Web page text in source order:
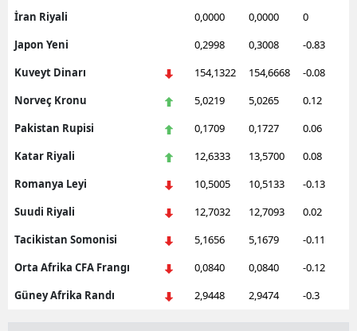
Isparta
Mersin
İstanbul
İzmir
Kayseri
Kırklareli
İran Riyali
0,0000 0,0000
0
Japon Yeni
0,2998 0,3008
-0.83
Kuveyt Dinarı
154,1322 154,6668
-0.08
Norveç Kronu
5,0219 5,0265
0.12
Pakistan Rupisi
0,1709 0,1727
0.06
Katar Riyali
12,6333 13,5700
0.08
Romanya Leyi
10,5005 10,5133
-0.13
Suudi Riyali
12,7032 12,7093
0.02
Tacikistan Somonisi
5,1656 5,1679
-0.11
Orta Afrika CFA Frangı
0,0840 0,0840
-0.12
Güney Afrika Randı
2,9448 2,9474 -0.3